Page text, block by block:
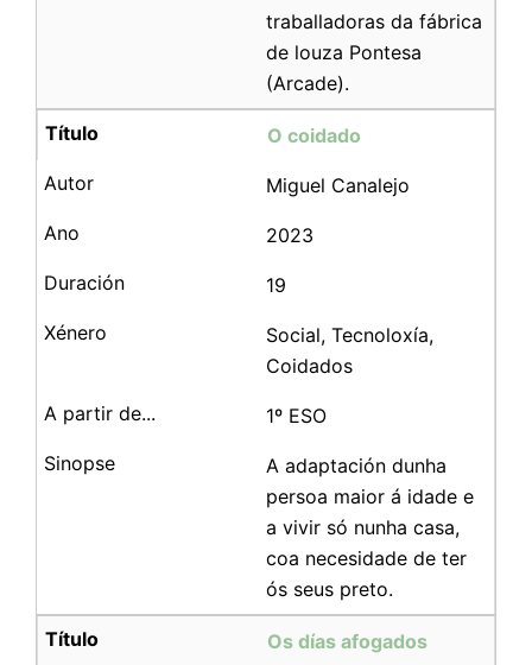
traballadoras da fábrica
de louza Pontesa
(Arcade).
O coidado
Miguel Canalejo
2023
19
Social, Tecnoloxía,
Coidados
1º ESO
A adaptación dunha
persoa maior á idade e
a vivir só nunha casa,
coa necesidade de ter
ós seus preto.
Os días afogados